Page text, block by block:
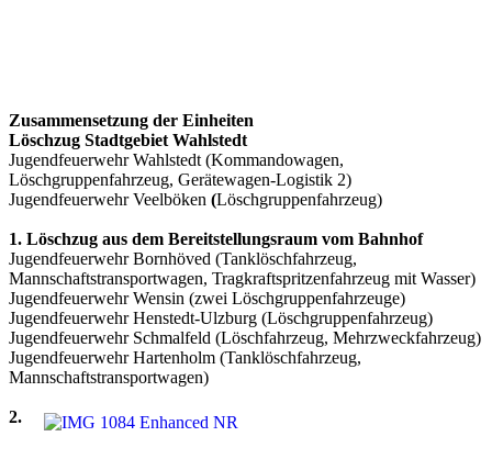
Zusammensetzung der Einheiten
Löschzug Stadtgebiet Wahlstedt
Jugendfeuerwehr Wahlstedt (Kommandowagen,
Löschgruppenfahrzeug, Gerätewagen-Logistik 2)
Jugendfeuerwehr Veelböken (Löschgruppenfahrzeug)
1. Löschzug aus dem Bereitstellungsraum vom Bahnhof
Jugendfeuerwehr Bornhöved (Tanklöschfahrzeug,
Mannschaftstransportwagen, Tragkraftspritzenfahrzeug mit Wasser)
Jugendfeuerwehr Wensin (zwei Löschgruppenfahrzeuge)
Jugendfeuerwehr Henstedt-Ulzburg (Löschgruppenfahrzeug)
Jugendfeuerwehr Schmalfeld (Löschfahrzeug, Mehrzweckfahrzeug)
Jugendfeuerwehr Hartenholm (Tanklöschfahrzeug,
Mannschaftstransportwagen)
2.